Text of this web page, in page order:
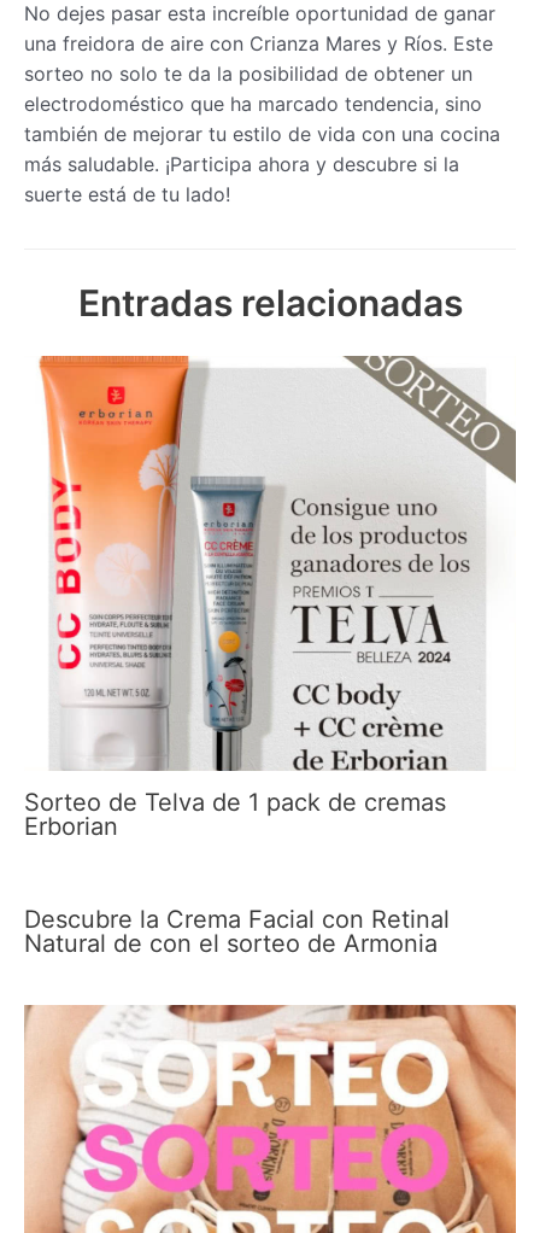
No dejes pasar esta increíble oportunidad de ganar
una freidora de aire con Crianza Mares y Ríos. Este
sorteo no solo te da la posibilidad de obtener un
electrodoméstico que ha marcado tendencia, sino
también de mejorar tu estilo de vida con una cocina
más saludable. ¡Participa ahora y descubre si la
suerte está de tu lado!
Entradas relacionadas
Sorteo de Telva de 1 pack de cremas
Erborian
Descubre la Crema Facial con Retinal
Natural de con el sorteo de Armonia